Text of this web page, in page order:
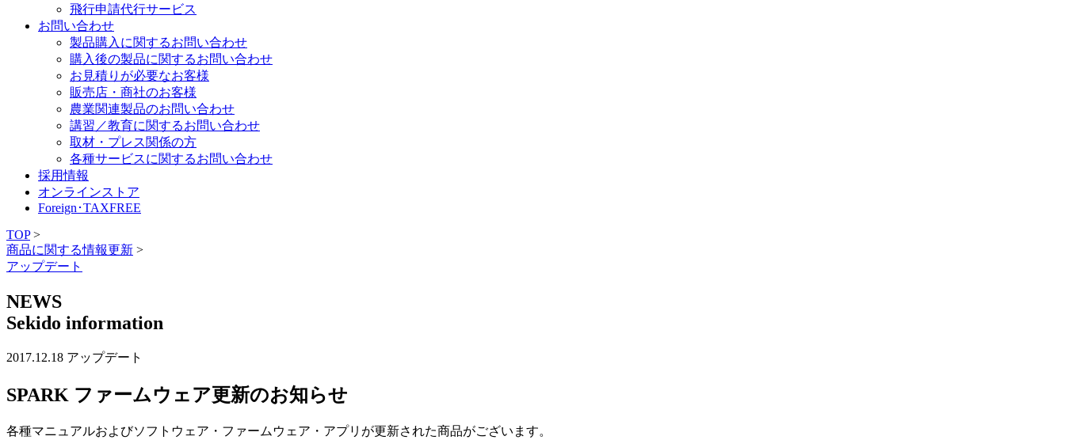
飛行申請代行サービス
お問い合わせ
製品購入に関するお問い合わせ
購入後の製品に関するお問い合わせ
お見積りが必要なお客様
販売店・商社のお客様
農業関連製品のお問い合わせ
講習／教育に関するお問い合わせ
取材・プレス関係の方
各種サービスに関するお問い合わせ
採用情報
オンラインストア
Foreign･TAXFREE
TOP>
商品に関する情報更新 >
アップデート
NEWS
Sekido information
2017.12.18 アップデート
SPARK ファームウェア更新のお知らせ
各種マニュアルおよびソフトウェア・ファームウェア・アプリが更新された商品がございます。